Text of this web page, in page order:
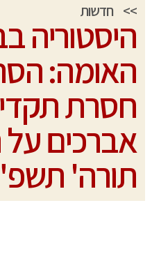
>> חדשות
היסטוריה
האומה:
אברכים
תורה'